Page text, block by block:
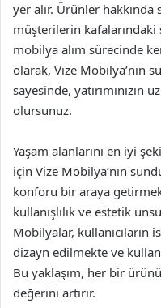
yer alır. Ürünler
müşterilerin
mobilya alım sürecinde
olarak, Vize Mobilya’nın
sayesinde, yatırımınızın
olursunuz.
Yaşam alanlarını en iyi
için Vize Mobilya’nın
konforu bir araya
kullanışlılık ve estetik
Mobilyalar, kullanıcıların
dizayn edilmekte ve
Bu yaklaşım, her bir
değerini artırır.